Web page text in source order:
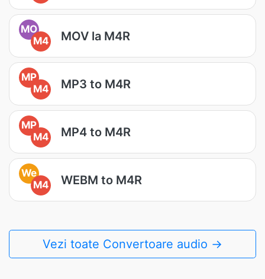
MO
M4
MOV la M4R
MP
M4
MP3 to M4R
MP
M4
MP4 to M4R
We
M4
WEBM to M4R
Vezi toate Convertoare audio →